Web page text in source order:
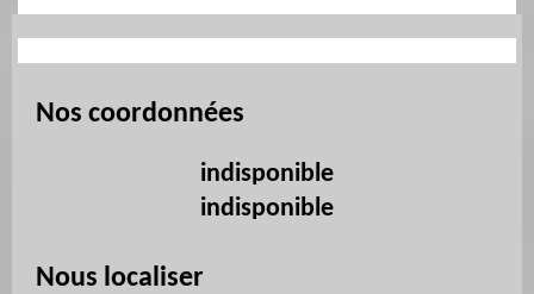
Nos coordonnées
indisponible
indisponible
Nous localiser